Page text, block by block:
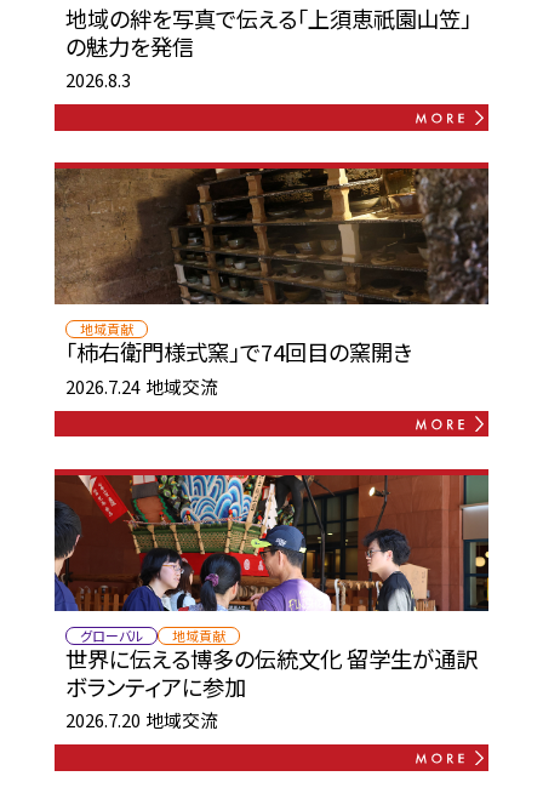
地域の絆を写真で伝える「上須恵祇園山笠」
の魅力を発信
2026.8.3
地域貢献
「柿右衛門様式窯」で74回目の窯開き
2026.7.24 地域交流
グローバル 地域貢献
世界に伝える博多の伝統文化 留学生が通訳
ボランティアに参加
2026.7.20 地域交流